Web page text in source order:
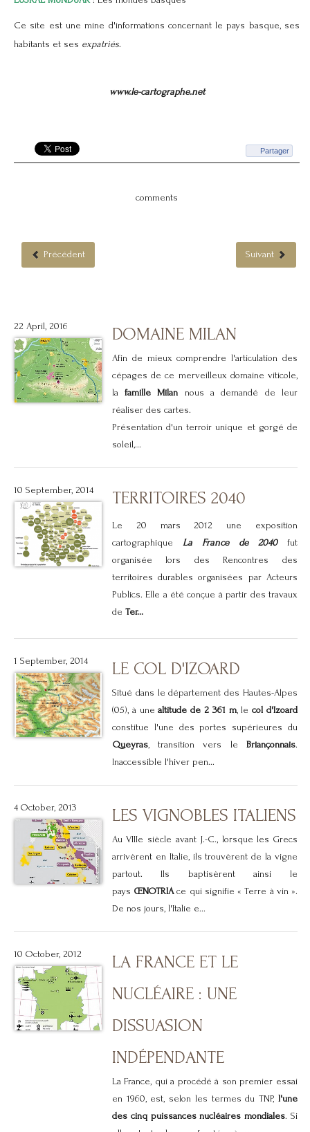
Ce site est une mine d'informations concernant le pays basque, ses
habitants et ses expatriés.
www.le-cartographe.net
Partager
comments
Précédent Suivant
22 April, 2016 DOMAINE MILAN
Afin de mieux comprendre l'articulation des
cépages de ce merveilleux domaine viticole,
lafamille Milan nous a demandé de leur
réaliser des cartes.
Présentation d'un terroir unique et gorgé de
soleil,...
10 September, 2014 TERRITOIRES 2040
Le 20 mars 2012 une exposition
cartographique La France de 2040fut
organisée lors desRencontres des
territoires durables organisées par Acteurs
Publics. Elle a été conçue à partir des travaux
de Ter...
1 September, 2014 LE COL D'IZOARD
Situé dans le département des Hautes-Alpes
(05), à unealtitude de 2 361 m, lecol d'Izoard
constitue l'une des portes supérieures du
Queyras, transition vers le Briançonnais.
Inaccessible l'hiver pen...
4 October, 2013 LES VIGNOBLES ITALIENS
Au VIIIe siècle avant J.-C., lorsque les Grecs
arrivèrent en Italie, ils trouvèrent de la vigne
partout. Ils baptisèrent ainsi le
pays ŒNOTRIAce qui signifie « Terre à vin ».
De nos jours, l'Italie e...
10 October, 2012
LA FRANCE ET LE
NUCLÉAIRE : UNE
DISSUASION
INDÉPENDANTE
La France, qui a procédé à son premier essai
en 1960, est, selon les termes du TNP, l'une
des cinq puissances nucléaires mondiales. Si